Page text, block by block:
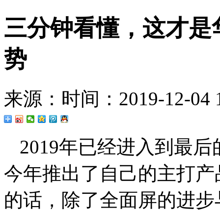
三分钟看懂，这才
势
来源： 时间：2019-12-04
2019年已经进入到最
今年推出了自己的主打
的话，除了全面屏的进